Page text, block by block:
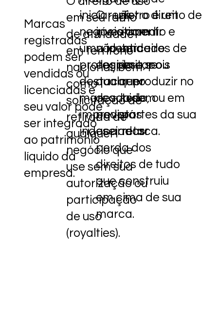
em seu ramo
de atividade
em território
nacional, bem
como
solicitação de
retirada de
qualquer
negócio que
use sem sua
autorização ou
participação
de uso
(royalties).
Marcas
registradas
podem ser
vendidas ou
licenciadas e
seu valor pode
ser integrado
ao patrimônio
líquido da
empresa.
O registro é um
investimento e
não uma
despesa, pois
qualquer
descuido
poderá
acarretar
perda dos
direitos de tudo
que construiu
em cima de sua
marca.
iniciar um
negócio com
uma identidade
protegida e se
destacar no
marcado sem
imprevistos
indesejados
Ter o direito de
impedir
terceiros de
imitar ou
reproduzir no
todo, ou em
partes da sua
marca.